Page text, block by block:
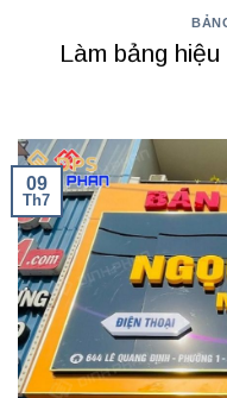
Làm bảng
09
Th7